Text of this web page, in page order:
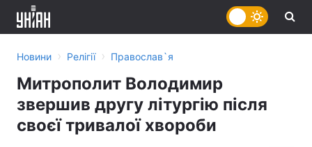
Новини › Релігії › Православ`я
Митрополит Володимир
звершив другу літургію після
своєї тривалої хвороби